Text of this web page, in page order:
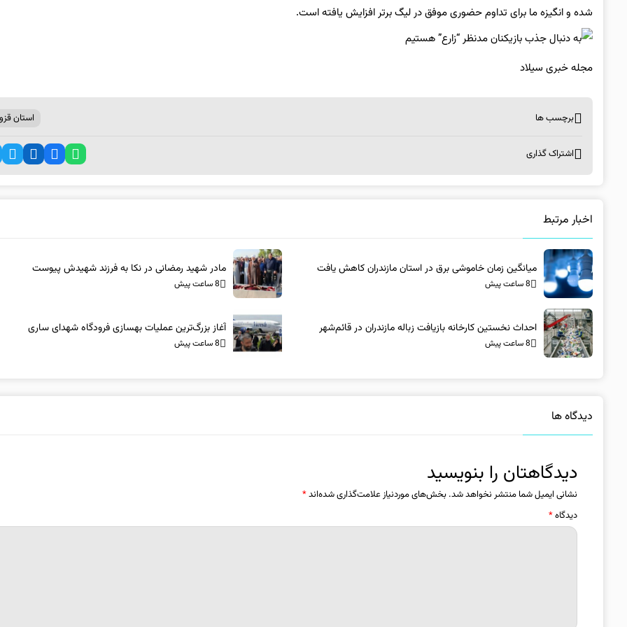
شده و انگیزه ما برای تداوم حضوری موفق در لیگ برتر افزایش یافته است.
مجله خبری سیلاد
برچسب ها استان
اشتراک گذاری
اخبار مرتبط
میانگین زمان خاموشی برق در استان مازندران کاهش یافت
8 ساعت پیش
مادر شهید رمضانی در نکا به فرزند شهیدش پیوست
8 ساعت پیش
احداث نخستین کارخانه بازیافت زباله مازندران در قائم‌شهر
8 ساعت پیش
آغاز بزرگ‌ترین عملیات بهسازی فرودگاه شهدای ساری
8 ساعت پیش
دیدگاه ها
دیدگاهتان را بنویسید
نشانی ایمیل شما منتشر نخواهد شد. بخش‌های موردنیاز علامت‌گذاری شده‌اند*
دیدگاه*